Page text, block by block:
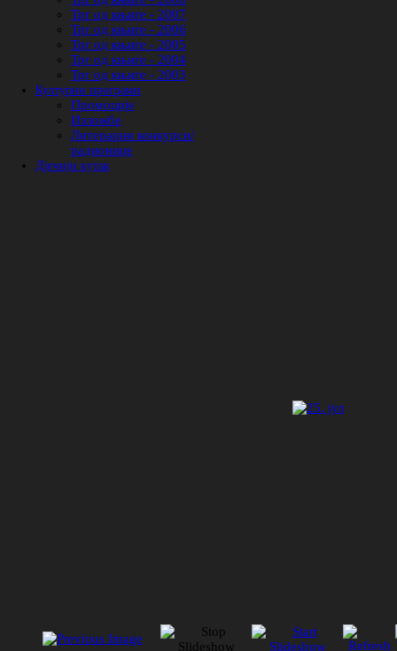
Трг од књиге - 2007
Трг од књиге - 2006
Трг од књиге - 2005
Трг од књиге - 2004
Трг од књиге - 2003
Културни програми
Промоције
Изложбе
Литерарни конкурси/
радионице
Дјечији кутак